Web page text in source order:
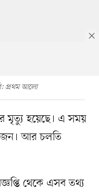
প্রথম আলো
মৃত্যু হয়েছে। এ সময়
জন। আর চলতি
থেকে এসব তথ্য